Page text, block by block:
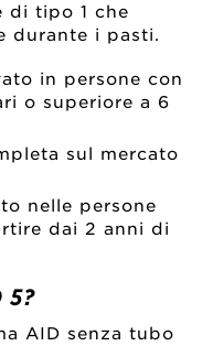
di tipo 1 che
durante i pasti.
in persone con
o superiore a 6
sul mercato
nelle persone
dai 2 anni di
5?
AID senza tubo